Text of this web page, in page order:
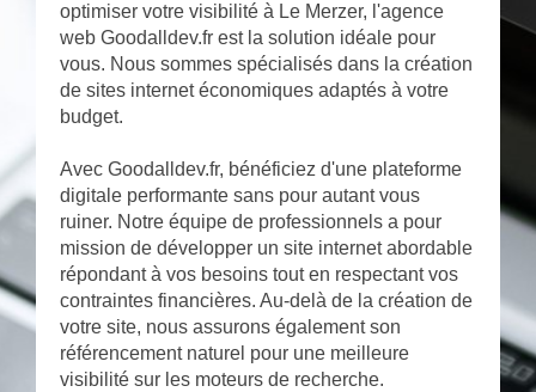
optimiser votre visibilité à Le Merzer, l'agence
web Goodalldev.fr est la solution idéale pour
vous. Nous sommes spécialisés dans la création
de sites internet économiques adaptés à votre
budget.
Avec Goodalldev.fr, bénéficiez d'une plateforme
digitale performante sans pour autant vous
ruiner. Notre équipe de professionnels a pour
mission de développer un site internet abordable
répondant à vos besoins tout en respectant vos
contraintes financières. Au-delà de la création de
votre site, nous assurons également son
référencement naturel pour une meilleure
visibilité sur les moteurs de recherche.